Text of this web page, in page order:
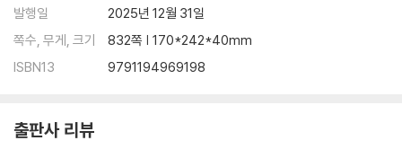
발행일
2025년 12월 31일
쪽수, 무게, 크기
832쪽 | 170*242*40mm
ISBN13
9791194969198
출판사 리뷰